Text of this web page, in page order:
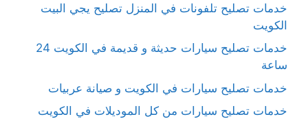
خدمات تصليح تلفونات في المنزل تصليح يجي البيت
الكويت
خدمات تصليح سيارات حديثة و قديمة في الكويت 24
ساعة
خدمات تصليح سيارات في الكويت و صيانة عربيات
خدمات تصليح سيارات من كل الموديلات في الكويت